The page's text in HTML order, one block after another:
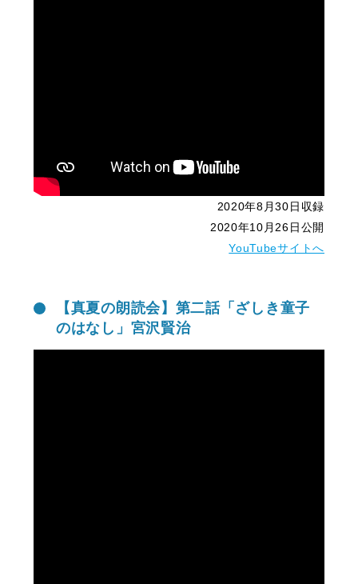
2020年8月30日収録
2020年10月26日公開
YouTubeサイトへ
【真夏の朗読会】第二話「ざしき童子
のはなし」宮沢賢治